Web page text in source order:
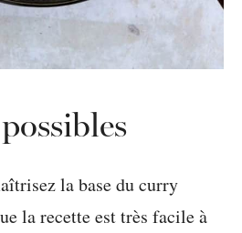
la base du curry
la recette est très facile à